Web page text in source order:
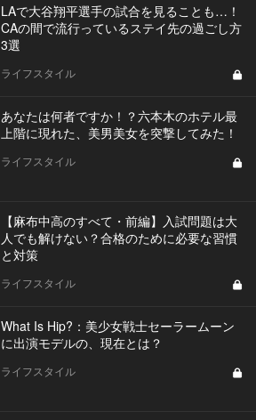
LAで大谷翔平選手の試合を見ることも…！
CAの間で流行っているステイ先の過ごし方
3選
ライフスタイル
あなたは何者ですか！？六本木のホテル最
上階に現れた、美男美女を突撃してみた！
ライフスタイル
【麻布中高のすべて・前編】入試問題は大
人でも解けない？合格のために必要な習慣
と対策
ライフスタイル
What Is Hip?：美少女戦士セーラームーン
に出演モデルの、現在とは？
ライフスタイル